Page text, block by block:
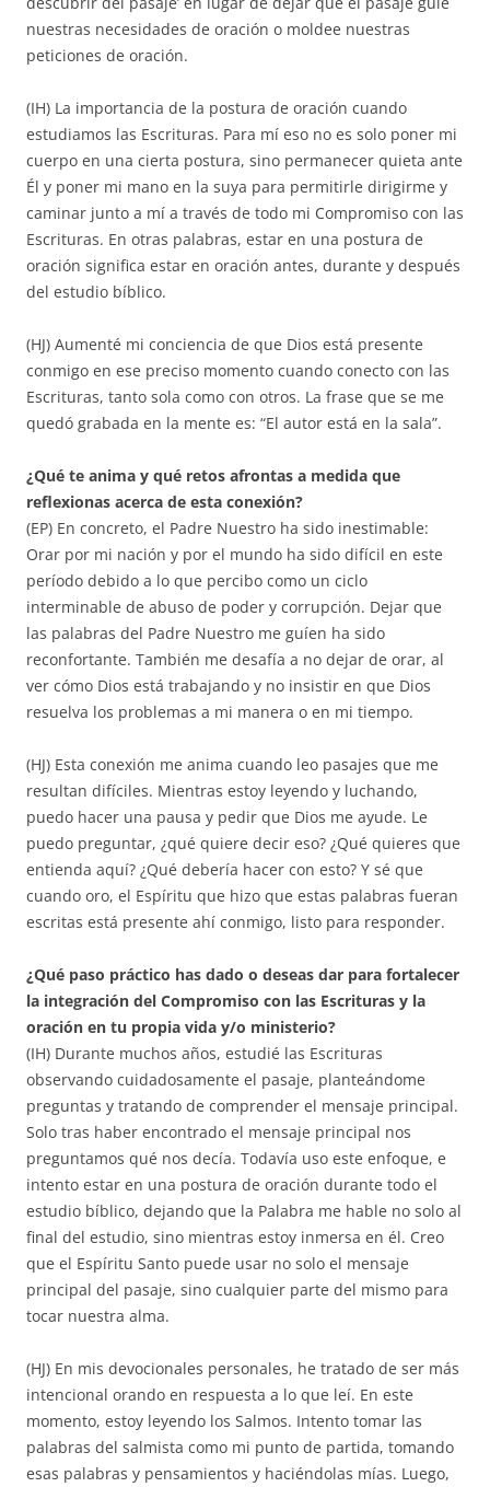
nuestras necesidades de oración o moldee nuestras
peticiones de oración.
(IH) La importancia de la postura de oración cuando
estudiamos las Escrituras. Para mí eso no es solo poner mi
cuerpo en una cierta postura, sino permanecer quieta ante
Él y poner mi mano en la suya para permitirle dirigirme y
caminar junto a mí a través de todo mi Compromiso con las
Escrituras. En otras palabras, estar en una postura de
oración significa estar en oración antes, durante y después
del estudio bíblico.
(HJ) Aumenté mi conciencia de que Dios está presente
conmigo en ese preciso momento cuando conecto con las
Escrituras, tanto sola como con otros. La frase que se me
quedó grabada en la mente es: “El autor está en la sala”.
¿Qué te anima y qué retos afrontas a medida que
reflexionas acerca de esta conexión?
(EP) En concreto, el Padre Nuestro ha sido inestimable:
Orar por mi nación y por el mundo ha sido difícil en este
período debido a lo que percibo como un ciclo
interminable de abuso de poder y corrupción. Dejar que
las palabras del Padre Nuestro me guíen ha sido
reconfortante. También me desafía a no dejar de orar, al
ver cómo Dios está trabajando y no insistir en que Dios
resuelva los problemas a mi manera o en mi tiempo.
(HJ) Esta conexión me anima cuando leo pasajes que me
resultan difíciles. Mientras estoy leyendo y luchando,
puedo hacer una pausa y pedir que Dios me ayude. Le
puedo preguntar, ¿qué quiere decir eso? ¿Qué quieres que
entienda aquí? ¿Qué debería hacer con esto? Y sé que
cuando oro, el Espíritu que hizo que estas palabras fueran
escritas está presente ahí conmigo, listo para responder.
¿Qué paso práctico has dado o deseas dar para fortalecer
la integración del Compromiso con las Escrituras y la
oración en tu propia vida y/o ministerio?
(IH) Durante muchos años, estudié las Escrituras
observando cuidadosamente el pasaje, planteándome
preguntas y tratando de comprender el mensaje principal.
Solo tras haber encontrado el mensaje principal nos
preguntamos qué nos decía. Todavía uso este enfoque, e
intento estar en una postura de oración durante todo el
estudio bíblico, dejando que la Palabra me hable no solo al
final del estudio, sino mientras estoy inmersa en él. Creo
que el Espíritu Santo puede usar no solo el mensaje
principal del pasaje, sino cualquier parte del mismo para
tocar nuestra alma.
(HJ) En mis devocionales personales, he tratado de ser más
intencional orando en respuesta a lo que leí. En este
momento, estoy leyendo los Salmos. Intento tomar las
palabras del salmista como mi punto de partida, tomando
esas palabras y pensamientos y haciéndolas mías. Luego,